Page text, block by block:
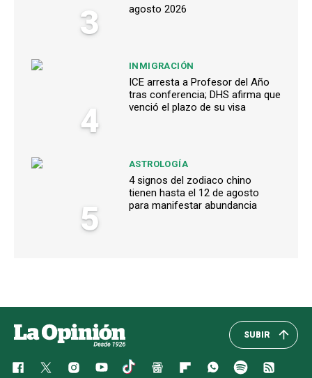
3
agosto 2026
4
INMIGRACIÓN
ICE arresta a Profesor del Año
tras conferencia; DHS afirma que
venció el plazo de su visa
5
ASTROLOGÍA
4 signos del zodiaco chino
tienen hasta el 12 de agosto
para manifestar abundancia
SUBIR